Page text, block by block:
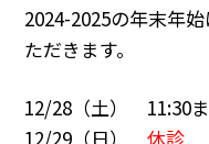
2024-2025の年末年
ただきます。
12/28（土） 11:30
12/29（日）休診